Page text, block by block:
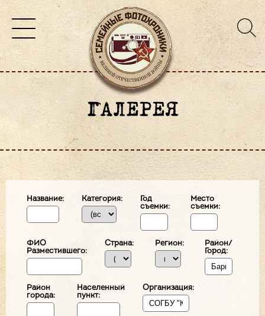
ГАЛЕРЕЯ
Название: Категория:
Год
съемки:
Место
съемки:
ФИО
Разместившего:
Страна: Регион:
Район/
Город:
Район
города:
Населенный
пункт:
Организация: